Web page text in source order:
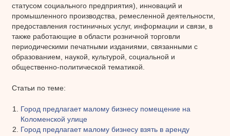
статусом социального предприятия), инноваций и
промышленного производства, ремесленной деятельности,
предоставления гостиничных услуг, информации и связи, в
также работающие в области розничной торговли
периодическими печатными изданиями, связанными с
образованием, наукой, культурой, социальной и
общественно-политической тематикой.
Статьи по теме:
Город предлагает малому бизнесу помещение на
Коломенской улице
Город предлагает малому бизнесу взять в аренду